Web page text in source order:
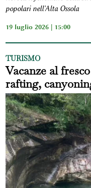
popolari nell'Alta Ossola
19 luglio 2026 | 15:00
TURISMO
Vacanze al
rafting,